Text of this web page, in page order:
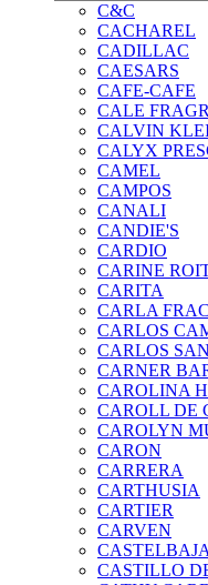
C&C
CACHAREL
CADILLAC
CAESARS
CAFE-CAFE
CALE
CALVIN
CALYX
CAMEL
CAMPOS
CANALI
CANDIE'S
CARDIO
CARINE
CARITA
CARLA
CARLOS
CARLOS
CARNER
CAROLINA
CAROLL DE
CAROLYN
CARON
CARRERA
CARTHUSIA
CARTIER
CARVEN
CASTILLO